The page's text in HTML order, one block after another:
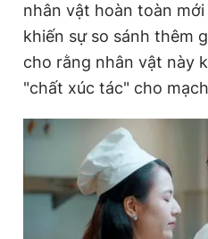
nhân vật hoàn toàn
khiến sự so sánh thêm
cho rằng nhân vật này
"chất xúc tác" cho